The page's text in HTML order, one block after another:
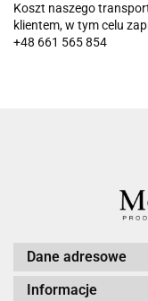
Koszt naszego
klientem, w tym celu
+48 661 565 854
Dane adresowe
Informacje